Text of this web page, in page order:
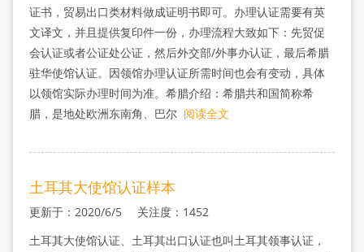
证书，贸易出口类材料做成证明书即可。办理认证需要有英
文译文，并且提供复印件一份，办理流程大致如下：先贸促
会认证或者公证处公证，然后外交部/外事办认证，最后希腊
驻华使馆认证。因领馆办理认证所需时间也会有变动，具体
以领馆实际办理时间为准。希腊介绍：希腊共和国简称希
腊，是地处欧洲东南角、巴尔 阅读全文
土耳其大使馆认证样本
更新于：2020/6/5 关注度：1452
土耳其大使馆认证、土耳其出口认证也叫土耳其领事认证，